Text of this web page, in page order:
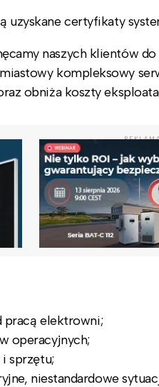
uzyskane certyfikaty
naszych klientów
kompleksowy
obniża koszty
pracą elektrowni;
operacyjnych;
sprzętu;
niestandardowe